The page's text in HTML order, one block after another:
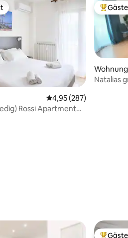
Favorit.
Durchschnittliche
4,95 (287)
Rossi Apartment
Wohnung
Natalias